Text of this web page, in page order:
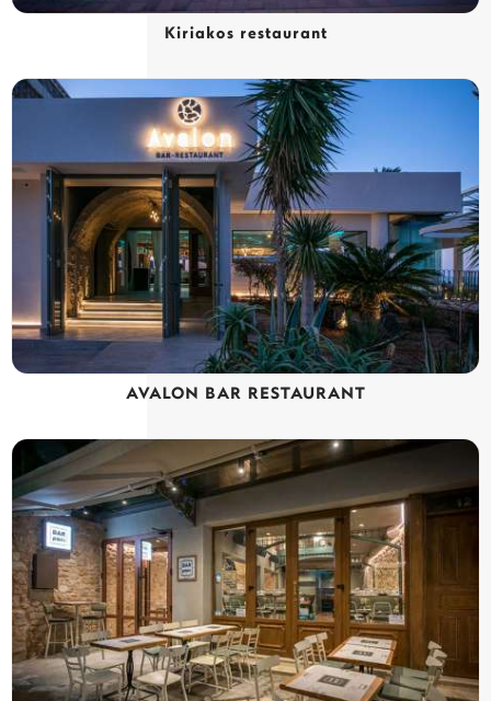
Kiriakos restaurant
AVALON BAR RESTAURANT